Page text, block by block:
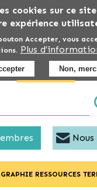
cookies sur ce
expérience
Accepter, vous
Plus
Non,
Aller
au
contenu
principal
RESSOURCES